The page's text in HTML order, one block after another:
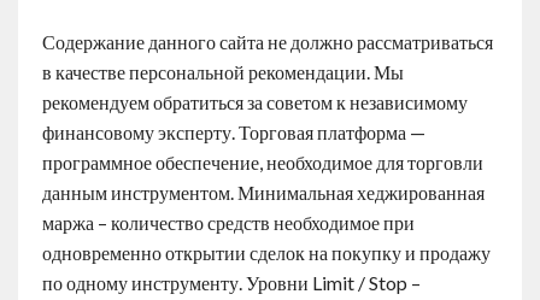
Содержание данного сайта не должно рассматриваться
в качестве персональной рекомендации. Мы
рекомендуем обратиться за советом к независимому
финансовому эксперту. Торговая платформа —
программное обеспечение, необходимое для торговли
данным инструментом. Минимальная хеджированная
маржа – количество средств необходимое при
одновременно открытии сделок на покупку и продажу
по одному инструменту. Уровни Limit / Stop –